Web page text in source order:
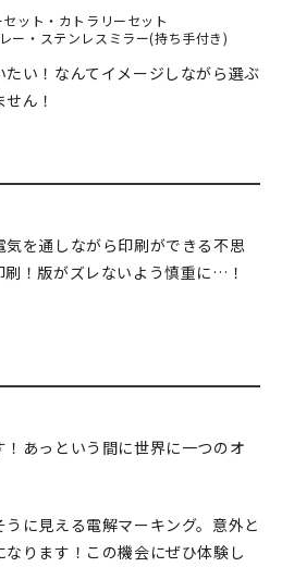
ット・カトラリーセット
ー・ステンレスミラー(持ち手付き)
い！なんてイメージしながら選ぶ
ん！
を通しながら印刷ができる不思
！版がズレないよう慎重に…！
あっという間に世界に一つのオ
に見える電解マーキング。意外と
ります！この機会にぜひ体験し